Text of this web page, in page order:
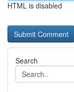
HTML is disabled
Search